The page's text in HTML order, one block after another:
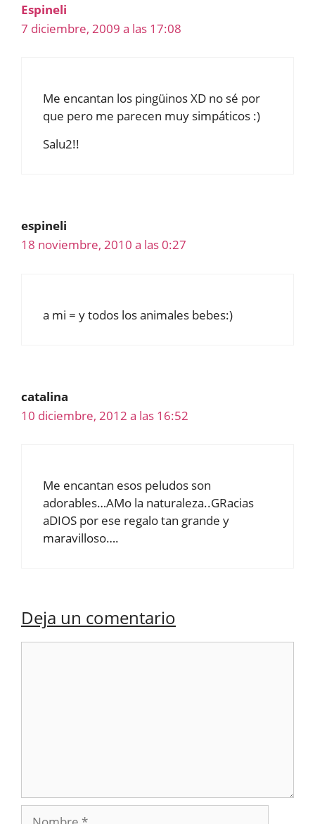
Espineli
7 diciembre, 2009 a las 17:08
Me encantan los pingüinos XD no sé por
que pero me parecen muy simpáticos :)
Salu2!!
espineli
18 noviembre, 2010 a las 0:27
a mi = y todos los animales bebes:)
catalina
10 diciembre, 2012 a las 16:52
Me encantan esos peludos son
adorables…AMo la naturaleza..GRacias
aDIOS por ese regalo tan grande y
maravilloso….
Deja un comentario
Nombre